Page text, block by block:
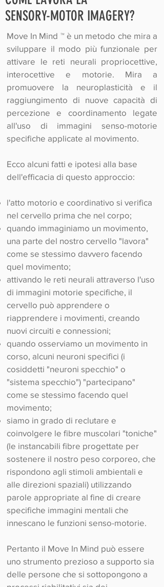
SENSORY-MOTOR IMAGERY?
Move In Mind ™ è un metodo che mira a
sviluppare il modo più funzionale per
attivare le reti neurali propriocettive,
interocettive e motorie. Mira a
promuovere la neuroplasticità e il
raggiungimento di nuove capacità di
percezione e coordinamento legate
all'uso di immagini senso-motorie
specifiche applicate al movimento.
Ecco alcuni fatti e ipotesi alla base
dell'efficacia di questo approccio:
l'atto motorio e coordinativo si verifica
nel cervello prima che nel corpo;
quando immaginiamo un movimento,
una parte del nostro cervello "lavora"
come se stessimo davvero facendo
quel movimento;
attivando le reti neurali attraverso l'uso
di immagini motorie specifiche, il
cervello può apprendere o
riapprendere i movimenti, creando
nuovi circuiti e connessioni;
quando osserviamo un movimento in
corso, alcuni neuroni specifici (i
cosiddetti "neuroni specchio" o
"sistema specchio") "partecipano"
come se stessimo facendo quel
movimento;
siamo in grado di reclutare e
coinvolgere le fibre muscolari "toniche"
(le instancabili fibre progettate per
sostenere il nostro peso corporeo, che
rispondono agli stimoli ambientali e
alle direzioni spaziali) utilizzando
parole appropriate al fine di creare
specifiche immagini mentali che
innescano le funzioni senso-motorie.
Pertanto il Move In Mind può essere
uno strumento prezioso a supporto sia
delle persone che si sottopongono a